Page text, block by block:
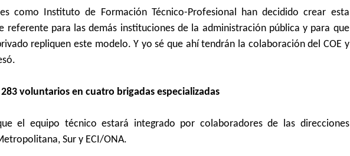
como Instituto de Formación Técnico-Profesional han decidido crear esta
referente para las demás instituciones de la administración pública y para que
repliquen este modelo. Y yo sé que ahí tendrán la colaboración del COE y
voluntarios en cuatro brigadas especializadas
el equipo técnico estará integrado por colaboradores de las direcciones
Sur y ECI/ONA.